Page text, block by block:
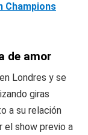
Champions
de amor
Londres y se
giras
a su relación
el show previo a